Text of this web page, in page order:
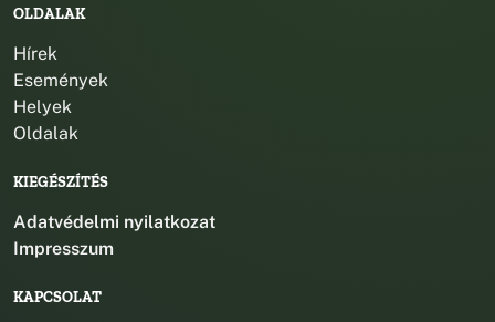
OLDALAK
Hírek
Események
Helyek
Oldalak
KIEGÉSZÍTÉS
Adatvédelmi nyilatkozat
Impresszum
KAPCSOLAT